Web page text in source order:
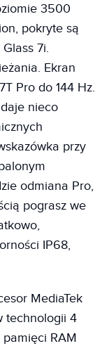
3500
pokryte są
7i.
Ekran
Pro do 144 Hz.
nieco
przy
odmiana Pro,
pograsz we
IP68,
MediaTek
technologii 4
pamięci RAM